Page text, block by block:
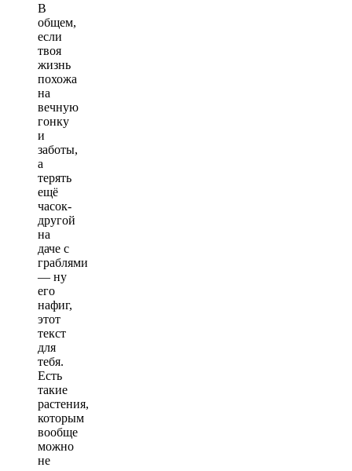
В
общем,
если
твоя
жизнь
похожа
на
вечную
гонку
и
заботы,
а
терять
ещё
часок-
другой
на
даче с
граблями
— ну
его
нафиг,
этот
текст
для
тебя.
Есть
такие
растения,
которым
вообще
можно
не